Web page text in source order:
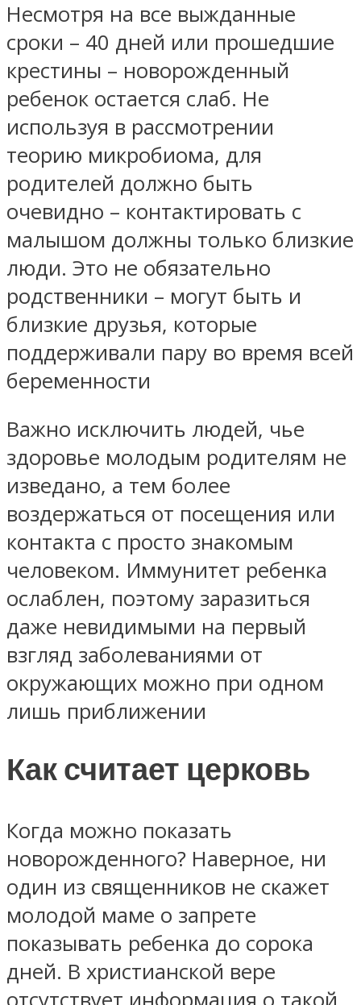
Несмотря на все выжданные
сроки – 40 дней или прошедшие
крестины – новорожденный
ребенок остается слаб. Не
используя в рассмотрении
теорию микробиома, для
родителей должно быть
очевидно – контактировать с
малышом должны только близкие
люди. Это не обязательно
родственники – могут быть и
близкие друзья, которые
поддерживали пару во время всей
беременности
Важно исключить людей, чье
здоровье молодым родителям не
изведано, а тем более
воздержаться от посещения или
контакта с просто знакомым
человеком. Иммунитет ребенка
ослаблен, поэтому заразиться
даже невидимыми на первый
взгляд заболеваниями от
окружающих можно при одном
лишь приближении
Как считает церковь
Когда можно показать
новорожденного? Наверное, ни
один из священников не скажет
молодой маме о запрете
показывать ребенка до сорока
дней. В христианской вере